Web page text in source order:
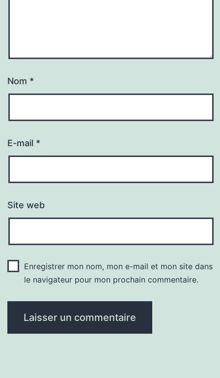
Nom *
E-mail *
Site web
Enregistrer mon nom, mon e-mail et mon site dans
le navigateur pour mon prochain commentaire.